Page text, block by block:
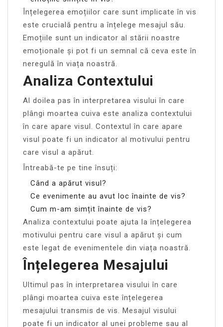
Înțelegerea emoțiilor care sunt implicate în vis
este crucială pentru a înțelege mesajul său.
Emoțiile sunt un indicator al stării noastre
emoționale și pot fi un semnal că ceva este în
neregulă în viața noastră.
Analiza Contextului
Al doilea pas în interpretarea visului în care
plângi moartea cuiva este analiza contextului
în care apare visul. Contextul în care apare
visul poate fi un indicator al motivului pentru
care visul a apărut.
Întreabă-te pe tine însuți:
Când a apărut visul?
Ce evenimente au avut loc înainte de vis?
Cum m-am simțit înainte de vis?
Analiza contextului poate ajuta la înțelegerea
motivului pentru care visul a apărut și cum
este legat de evenimentele din viața noastră.
Înțelegerea Mesajului
Ultimul pas în interpretarea visului în care
plângi moartea cuiva este înțelegerea
mesajului transmis de vis. Mesajul visului
poate fi un indicator al unei probleme sau al